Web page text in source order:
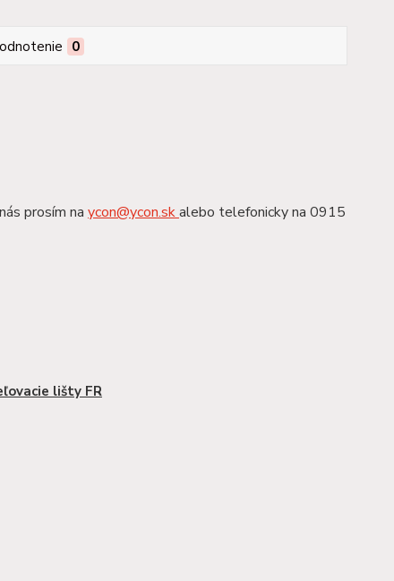
0
prosím na ycon@ycon.skalebo telefonicky na 0915
lišty FR